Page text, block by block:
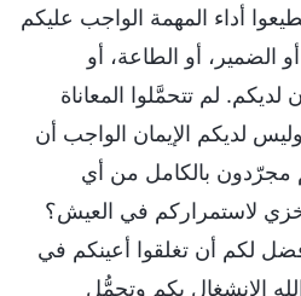
أداء المهمة الواجب عليكم
الضمير، أو الطاعة، أو
لم تتحمَّلوا المعاناة
لديكم الإيمان الواجب أن
مجرّدون بالكامل من أي
لاستمراركم في العيش؟
لكم أن تغلقوا أعينكم في
الانشغال بكم وتحمُّل